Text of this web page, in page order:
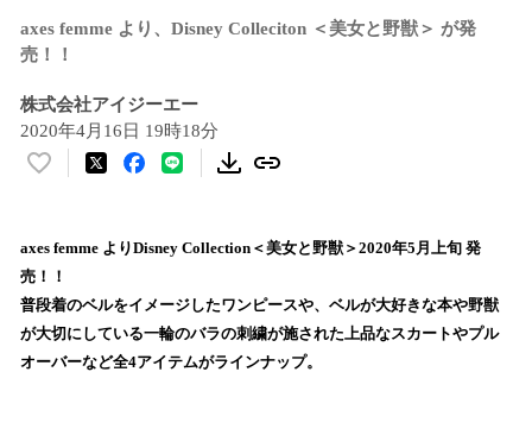
axes femme より、Disney Colleciton ＜美女と野獣＞ が発
売！！
株式会社アイジーエー
2020年4月16日 19時18分
い
！
数
を
読
込
axes femme よりDisney Collection＜美女と野獣＞2020年5月上旬 発
売！！
普段着のベルをイメージしたワンピースや、ベルが大好きな本や野獣
が大切にしている一輪のバラの刺繍が施された上品なスカートやプル
オーバーなど全4アイテムがラインナップ。